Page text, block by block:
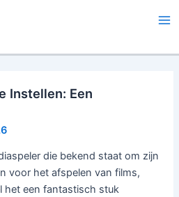
Instellen: Een
die bekend staat om zijn
voor het afspelen van films,
het een fantastisch stuk